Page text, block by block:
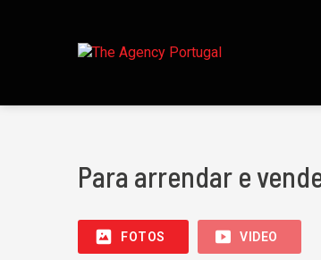
Para arrendar e
FOTOS VIDEO